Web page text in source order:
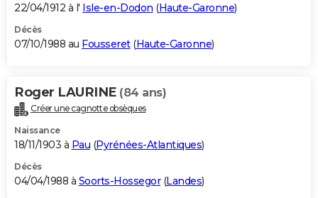
22/04/1912 à l' Isle-en-Dodon (Haute-Garonne)
Décès
07/10/1988 au Fousseret(Haute-Garonne)
Roger LAURINE (84 ans)
Créer une cagnotte obsèques
Naissance
18/11/1903 à Pau (Pyrénées-Atlantiques)
Décès
04/04/1988 à Soorts-Hossegor(Landes)